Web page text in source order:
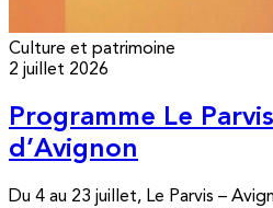
Culture et patrimoine
2 juillet 2026
Programme Le
d’Avignon
Du 4 au 23 juillet, Le Parvis –